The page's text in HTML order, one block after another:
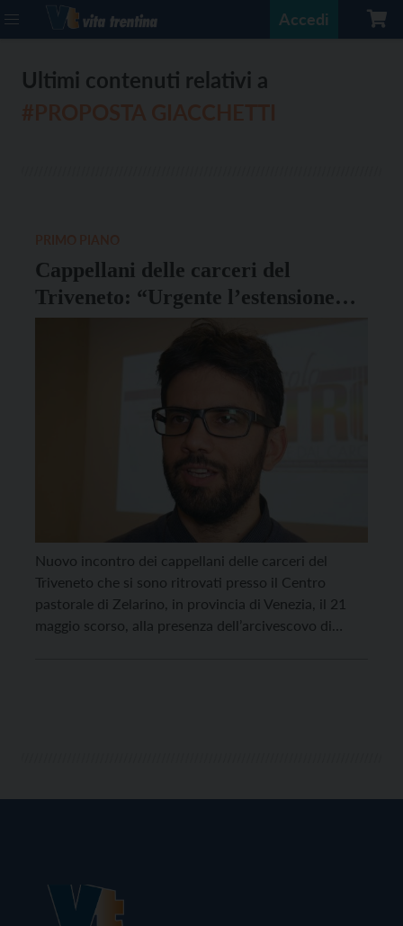
Accedi
Ultimi contenuti relativi a
Cappellani delle carceri del
Triveneto: “Urgente l’estensione
della liberazione anticipata”
Nuovo incontro dei cappellani delle carceri del
Triveneto che si sono ritrovati presso il Centro
pastorale di Zelarino, in provincia di Venezia, il 21
maggio scorso, alla presenza dell’arcivescovo di